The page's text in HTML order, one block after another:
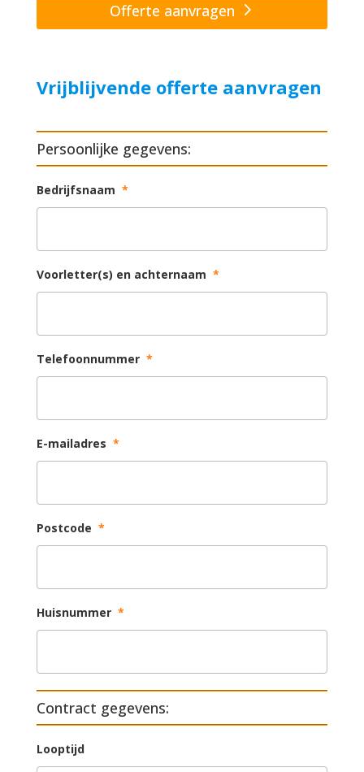
Offerte aanvragen
Vrijblijvende offerte aanvragen
Persoonlijke gegevens:
Bedrijfsnaam *
Voorletter(s) en achternaam *
Telefoonnummer *
E-mailadres *
Postcode *
Huisnummer *
Contract gegevens:
Looptijd